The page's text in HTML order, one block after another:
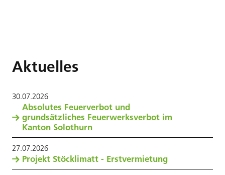
Aktuelles
30.07.2026
Absolutes Feuerverbot und
grundsätzliches Feuerwerksverbot im
Kanton Solothurn
27.07.2026
Projekt Stöcklimatt - Erstvermietung